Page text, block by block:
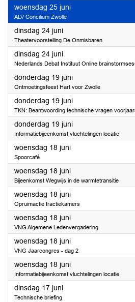
woensdag 25 juni2025
ALV Concilium Zwolle
dinsdag 24 juni2025
Theatervoorstelling De Onmisbaren
dinsdag 24 juni2025
Nederlands Debat Instituut Online
donderdag 19 juni2025
Ontmoetingsfeest Hart voor Zwolle
donderdag 19 juni2025
TKN: Beantwoording technische vragen
donderdag 19 juni2025
Informatiebijeenkomst vluchtelingen locatie
woensdag 18 juni2025
Spoorcafé
woensdag 18 juni2025
Bijeenkomst Wegwijs in de warmtetransitie
woensdag 18 juni2025
Opruimactie fractiekamers
woensdag 18 juni2025
VNG Algemene Ledenvergadering
woensdag 18 juni2025
VNG Jaarcongres - dag 2
woensdag 18 juni2025
Informatiebijeenkomst vluchtelingen locatie
dinsdag 17 juni2025
Technische briefing